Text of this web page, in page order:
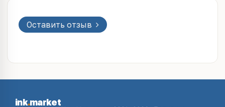
Оставить отзыв
ink.market